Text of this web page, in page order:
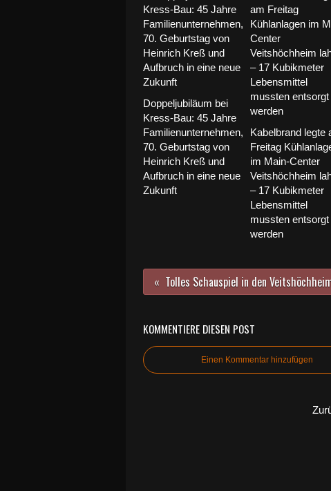
Doppeljubiläum bei
Kress-Bau: 45 Jahre
Familienunternehmen,
70. Geburtstag von
Heinrich Kreß und
Aufbruch in eine neue
Zukunft
Kabelbrand legte
Freitag
im Main-Center
Veitshöchheim
– 17 Kubikmeter
Lebensmittel
mussten entsorgt
werden
KOMMENTIERE DIESEN POST
Einen Kommentar hinzufügen